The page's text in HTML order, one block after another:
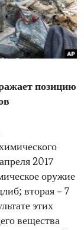
позицию
2017
оружие
вторая – 7
этих
вещества